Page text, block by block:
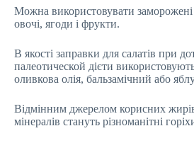
Можна використовувати заморожені
овочі, ягоди і фрукти.
В якості заправки для салатів при
палеотической дієти
оливкова олія, бальзамічний або
Відмінним джерелом корисних жирів,
мінералів стануть різноманітні